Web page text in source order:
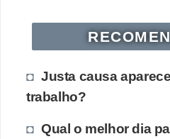
Justa causa
trabalho?
Qual o melhor dia